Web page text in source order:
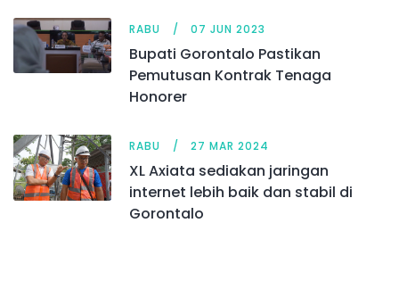
RABU 07 JUN 2023
Bupati Gorontalo Pastikan
Pemutusan Kontrak Tenaga
Honorer
RABU 27 MAR 2024
XL Axiata sediakan jaringan
internet lebih baik dan stabil di
Gorontalo